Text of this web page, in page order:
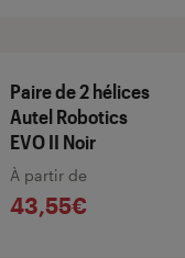
Paire de 2 hélices
Autel Robotics
EVO II Noir
À partir de
43,55€